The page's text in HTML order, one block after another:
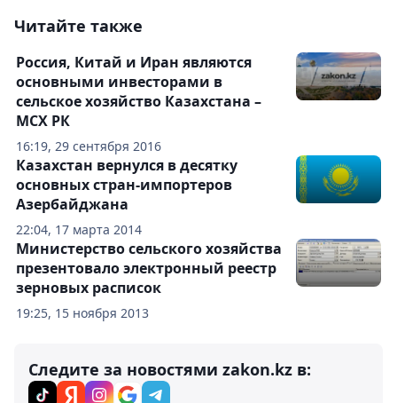
Читайте также
16:19, 29 сентября 2016
Россия, Китай и Иран являются
основными инвесторами в
сельское хозяйство Казахстана –
МСХ РК
22:04, 17 марта 2014
Казахстан вернулся в десятку
основных стран-импортеров
Азербайджана
19:25, 15 ноября 2013
Министерство сельского хозяйства
презентовало электронный реестр
зерновых расписок
Следите за новостями zakon.kz в: